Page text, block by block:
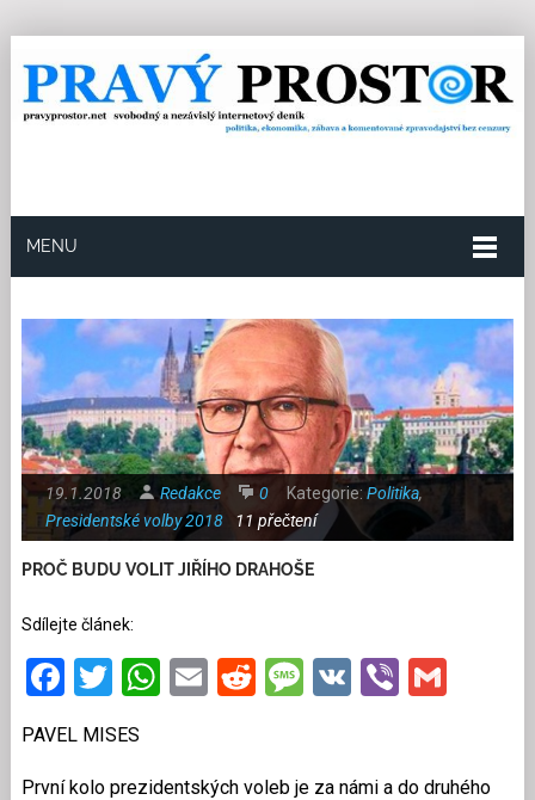
MENU
19.1.2018 Redakce 0 Kategorie: Politika,
Presidentské volby 2018
11 přečtení
PROČ BUDU VOLIT JIŘÍHO DRAHOŠE
Sdílejte článek:
Facebook
Twitter
WhatsApp
EmailRedditMessage
VKViber
PAVEL MISES
První kolo prezidentských voleb je za námi a do druhého